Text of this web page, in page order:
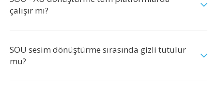
çalışır mı?
SOU sesim dönüştürme sırasında gizli tutulur
mu?